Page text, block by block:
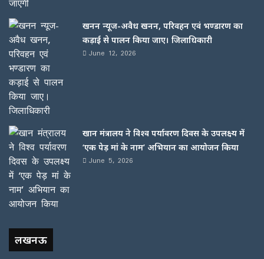
खनन न्यूज-अवैध खनन, परिवहन एवं भण्डारण का
कड़ाई से पालन किया जाए। जिलाधिकारी
June 12, 2026
खान मंत्रालय ने विश्व पर्यावरण दिवस के उपलक्ष्य में
‘एक पेड़ मां के नाम’ अभियान का आयोजन किया
June 5, 2026
लखनऊ